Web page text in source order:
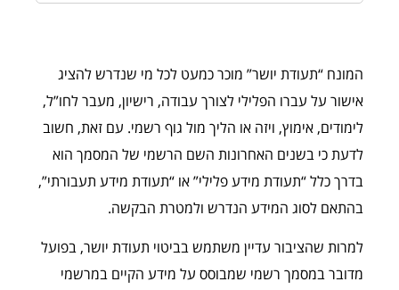
המונח “תעודת יושר” מוכר כמעט לכל מי שנדרש להציג
אישור על עברו הפלילי לצורך עבודה, רישיון, מעבר לחו”ל,
לימודים, אימוץ, ויזה או הליך מול גוף רשמי. עם זאת, חשוב
לדעת כי בשנים האחרונות השם הרשמי של המסמך הוא
בדרך כלל “תעודת מידע פלילי” או “תעודת מידע תעבורתי”,
בהתאם לסוג המידע הנדרש ולמטרת הבקשה.
למרות שהציבור עדיין משתמש בביטוי תעודת יושר, בפועל
מדובר במסמך רשמי שמבוסס על מידע הקיים במרשמי